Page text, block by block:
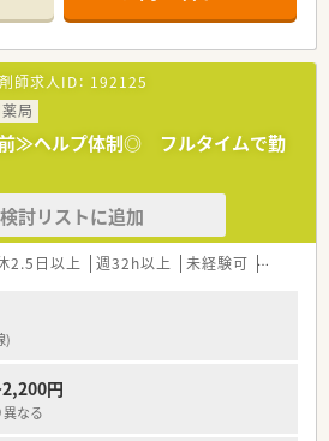
師求人ID： 192125
局
前≫ヘルプ体制◎ フルタイムで勤
検討リストに追加
2.5日以上 週32h以上 未経験可 ブランク
)
円
なる